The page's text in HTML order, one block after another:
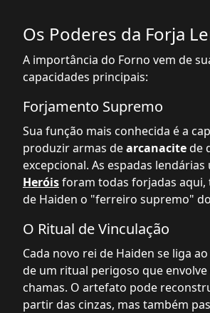
Os Poderes da Forja
A importância do Forno vem de
capacidades principais:
Forjamento Supremo
Sua função mais conhecida é a
produzir armas dearcanacitede
excepcional. As espadas lendárias
Heróisforam todas forjadas
de Haiden o "ferreiro supremo"
O Ritual de Vinculação
Cada novo rei de Haiden se liga
de um ritual perigoso que
chamas. O artefato pode
partir das cinzas, mas também